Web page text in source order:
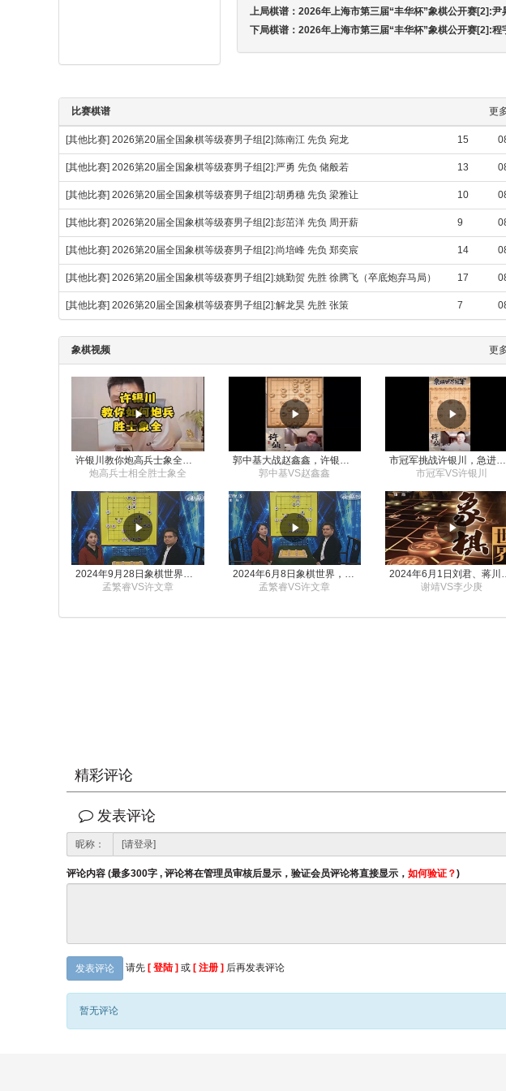
上局棋谱： 2026年上海市第三届“丰华杯”象棋公开赛[2]:尹
下局棋谱： 2026年上海市第三届“丰华杯”象棋公开赛[2]:程
比赛棋谱 更
[其他比赛] 2026第20届全国象棋等级赛男子组[2]:陈南江 先负 宛龙 15
[其他比赛] 2026第20届全国象棋等级赛男子组[2]:严勇 先负 储般若 13
[其他比赛] 2026第20届全国象棋等级赛男子组[2]:胡勇穗 先负 梁雅让 10
[其他比赛] 2026第20届全国象棋等级赛男子组[2]:彭茁洋 先负 周开薪 9
[其他比赛] 2026第20届全国象棋等级赛男子组[2]:尚培峰 先负 郑奕宸 14
[其他比赛] 2026第20届全国象棋等级赛男子组[2]:姚勤贺 先胜 徐腾飞（卒底炮弃马局） 17
[其他比赛] 2026第20届全国象棋等级赛男子组[2]:解龙昊 先胜 张策 7
象棋视频 更
炮高兵士相全胜士象全
郭中基VS赵鑫鑫
市冠军VS许银川
2024年9月28日象棋世界栏目，刘君、蒋川讲解了第九届杨官璘杯象棋公开赛孟繁睿与许文章的对局
孟繁睿VS许文章
2024年6月8日象棋世界，刘君、蒋川讲解了第九届杨官璘杯全国象棋公开赛孟繁睿与许文章的对局
孟繁睿VS许文章
2024年6月1日刘君、蒋
谢靖VS李少庚
精彩评论
发表评论
昵称：
评论内容 (最多300字 , 评论将在管理员审核后显示，验证会员评论将直接显示， 如何验证？)
发表评论 请先 [ 登陆 ] 或 [ 注册 ] 后再发表评论
暂无评论